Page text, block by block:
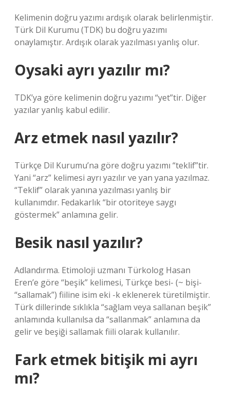
Kelimenin doğru yazımı ardışık olarak belirlenmiştir.
Türk Dil Kurumu (TDK) bu doğru yazımı
onaylamıştır. Ardışık olarak yazılması yanlış olur.
Oysaki ayrı yazılır mı?
TDK’ya göre kelimenin doğru yazımı “yet”tir. Diğer
yazılar yanlış kabul edilir.
Arz etmek nasıl yazılır?
Türkçe Dil Kurumu’na göre doğru yazımı “teklif”tir.
Yani “arz” kelimesi ayrı yazılır ve yan yana yazılmaz.
“Teklif” olarak yanına yazılması yanlış bir
kullanımdır. Fedakarlık “bir otoriteye saygı
göstermek” anlamına gelir.
Besik nasıl yazılır?
Adlandırma. Etimoloji uzmanı Türkolog Hasan
Eren’e göre “beşik” kelimesi, Türkçe besi- (~ bişi-
“sallamak”) fiiline isim eki -k eklenerek türetilmiştir.
Türk dillerinde sıklıkla “sağlam veya sallanan beşik”
anlamında kullanılsa da “sallanmak” anlamına da
gelir ve beşiği sallamak fiili olarak kullanılır.
Fark etmek bitişik mi ayrı
mı?